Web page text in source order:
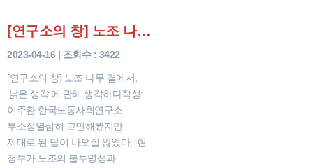
[연구소의 창] 노조 나무 곁에서, ‘낡은 생각’에 관해 생각하다
2023-04-16 | 조회수 : 3422
[연구소의 창] 노조 나무 곁에서,
‘낡은 생각’에 관해 생각하다작성:
이주환 한국노동사회연구소
부소장열심히 고민해봤지만
제대로 된 답이 나오질 않았다. ‘현
정부가 노조의 불투명성과